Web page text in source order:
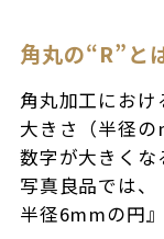
角丸の“R”と
角丸加工にお
大きさ（半径の
数字が大きくな
写真良品では
半径6mmの円